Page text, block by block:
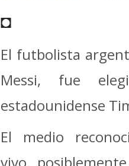
◘
El futbolista
Messi, fue
estadounidense
El medio